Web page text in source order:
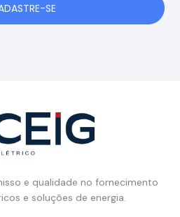
SE
e qualidade no fornecimento
e soluções de energia.